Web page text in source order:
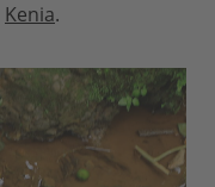
Kenia.